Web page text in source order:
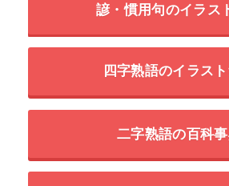
諺・慣用句のイラス
四字熟語のイラス
二字熟語の百科